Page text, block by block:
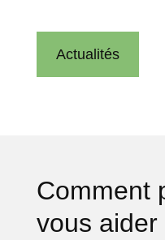
Actualités
Comment
vous aider